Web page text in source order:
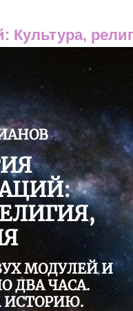
Культура,
МОДУЛЕЙ И
ДВА ЧАСА.
ИСТОРИЮ.